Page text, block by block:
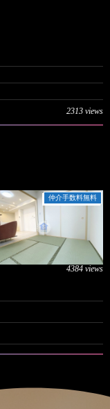
2313 views
仲介手数料無料
4384 views